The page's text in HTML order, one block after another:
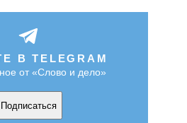
В TELEGRAM
от «Слово и дело»
Подписаться